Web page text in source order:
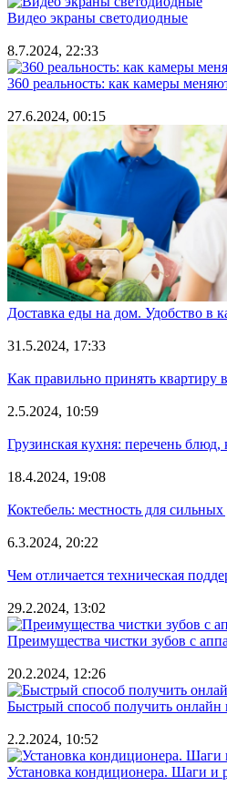
Видео экраны светодиодные
8.7.2024, 22:33
360 реальность: как камеры
27.6.2024, 00:15
Доставка еды на дом. Удобство в
31.5.2024, 17:33
Как правильно принять квартиру
2.5.2024, 10:59
Грузинская кухня: перечень блюд,
18.4.2024, 19:08
Коктебель: местность для
6.3.2024, 20:22
Чем отличается техническая
29.2.2024, 13:02
Преимущества чистки зубов с
20.2.2024, 12:26
Быстрый способ получить онлайн
2.2.2024, 10:52
Установка кондиционера. Шаги и